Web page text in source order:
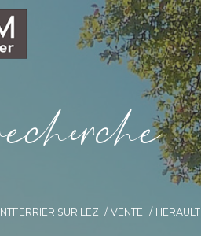
ecece
SUR LEZ VENTE HERAULT